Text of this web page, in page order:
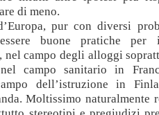
di meno.
pur con diversi
buone pratiche per
nel campo degli alloggi
campo sanitario in
dell’istruzione in
Moltissimo naturalmente